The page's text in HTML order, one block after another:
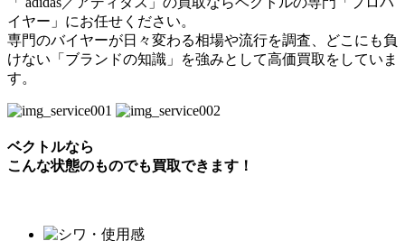
イヤー」にお任せください。
専門のバイヤーが日々変わる相場や流行を調査、どこにも負
けない「ブランドの知識」を強みとして高価買取をしていま
す。
ベクトルなら
こんな状態のものでも買取できます！